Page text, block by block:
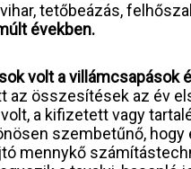
tetőbeázás,
években.
volt a villámcsapások
összesítések az év
a kifizetett vagy
szembetűnő,
mennykő